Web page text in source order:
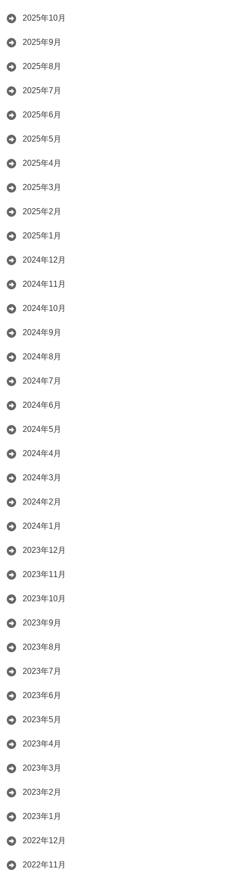
2025年10月
2025年9月
2025年8月
2025年7月
2025年6月
2025年5月
2025年4月
2025年3月
2025年2月
2025年1月
2024年12月
2024年11月
2024年10月
2024年9月
2024年8月
2024年7月
2024年6月
2024年5月
2024年4月
2024年3月
2024年2月
2024年1月
2023年12月
2023年11月
2023年10月
2023年9月
2023年8月
2023年7月
2023年6月
2023年5月
2023年4月
2023年3月
2023年2月
2023年1月
2022年12月
2022年11月